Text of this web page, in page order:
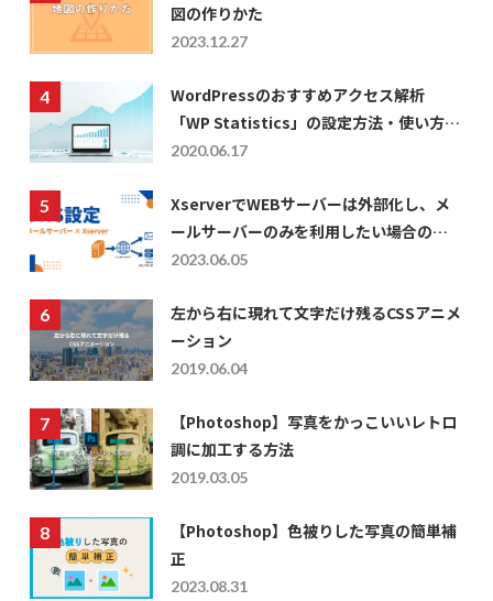
図の作りかた
2023.12.27
WordPressのおすすめアクセス解析
「WP Statistics」の設定方法・使い方に
ついて
2020.06.17
XserverでWEBサーバーは外部化し、メ
ールサーバーのみを利用したい場合の
DNS設定
2023.06.05
左から右に現れて文字だけ残るCSSアニメ
ーション
2019.06.04
【Photoshop】写真をかっこいいレトロ
調に加工する方法
2019.03.05
【Photoshop】色被りした写真の簡単補
正
2023.08.31